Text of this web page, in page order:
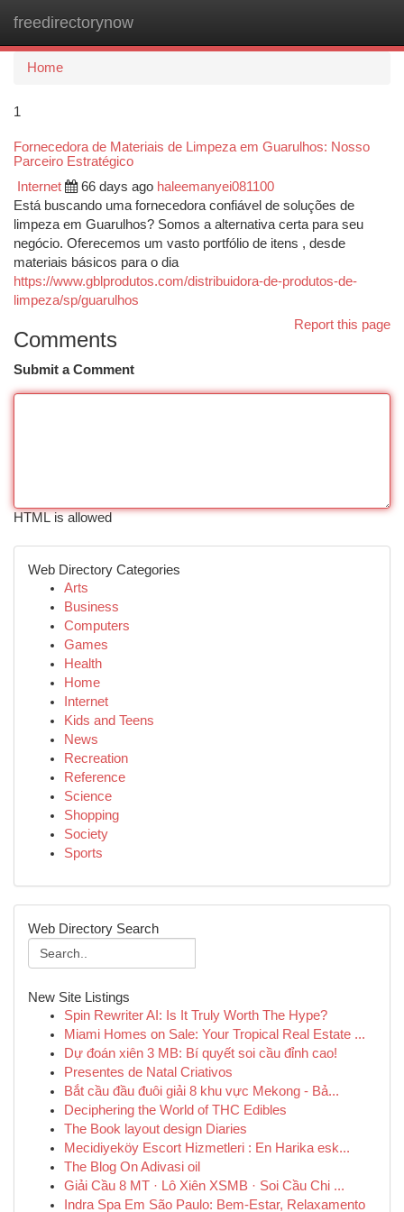
freedirectorynow
Home
1
Fornecedora de Materiais de Limpeza em Guarulhos: Nosso
Parceiro Estratégico
Internet 66 days ago haleemanyei081100
Está buscando uma fornecedora confiável de soluções de
limpeza em Guarulhos? Somos a alternativa certa para seu
negócio. Oferecemos um vasto portfólio de itens , desde
materiais básicos para o dia
https://www.gblprodutos.com/distribuidora-de-produtos-de-
limpeza/sp/guarulhos
Report this page
Comments
Submit a Comment
HTML is allowed
Web Directory Categories
Arts
Business
Computers
Games
Health
Home
Internet
Kids and Teens
News
Recreation
Reference
Science
Shopping
Society
Sports
Web Directory Search
New Site Listings
Spin Rewriter AI: Is It Truly Worth The Hype?
Miami Homes on Sale: Your Tropical Real Estate ...
Dự đoán xiên 3 MB: Bí quyết soi cầu đỉnh cao!
Presentes de Natal Criativos
Bắt cầu đầu đuôi giải 8 khu vực Mekong - Bả...
Deciphering the World of THC Edibles
The Book layout design Diaries
Mecidiyeköy Escort Hizmetleri : En Harika esk...
The Blog On Adivasi oil
Giải Cầu 8 MT · Lô Xiên XSMB · Soi Cầu Chi ...
Indra Spa Em São Paulo: Bem-Estar, Relaxamento